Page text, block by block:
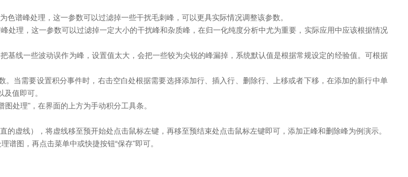
谱峰处理，这一参数可以过滤掉一些干扰毛刺峰，可以更具实际情况调整该参数。
处理，这一参数可以过滤掉一定大小的干扰峰和杂质峰，在归一化纯度分析中尤为重要，实际应用中应该根据情况
基线一些波动误作为峰，设置值太大，会把一些较为尖锐的峰漏掉，系统默认值是根据常规设定的经验值。可根据
当需要设置积分事件时，右击空白处根据需要选择添加行、插入行、删除行、上移或者下移，在添加的新行中单
值即可。
处理"，在界面的上方为手动积分工具条。
的虚线），将虚线移至预开始处点击鼠标左键，再移至预结束处点击鼠标左键即可，添加正峰和删除峰为例演示。
谱图，再点击菜单中或快捷按钮“保存"即可。